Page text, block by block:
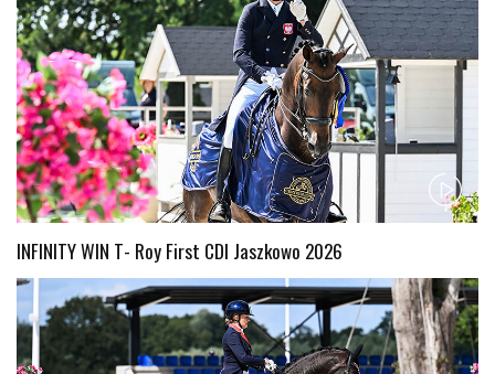
INFINITY WIN T- Roy First CDI Jaszkowo 2026